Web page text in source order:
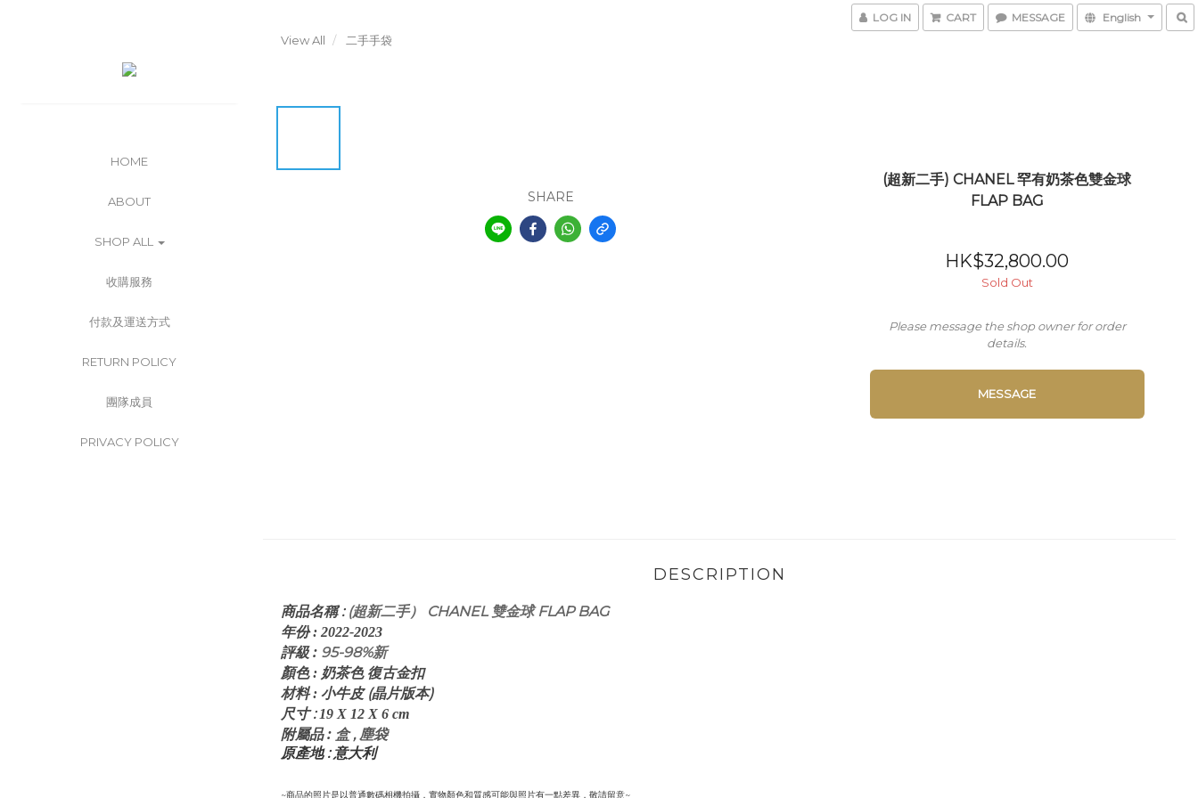
LOG IN CART MESSAGE English
HOME
ABOUT
SHOP ALL
收購服務
付款及運送方式
RETURN POLICY
團隊成員
PRIVACY POLICY
View All 二手手袋
SHARE
(超新二手) CHANEL 罕有奶茶色雙金球
FLAP BAG
HK$32,800.00
Sold Out
Please message the shop owner for order
details.
MESSAGE
DESCRIPTION
商品名稱: (超新二手） CHANEL 雙金球 FLAP BAG
年份: 2022-2023
評級: 95-98%新
顏色: 奶茶色 復古金扣
材料: 小牛皮 (晶片版本)
尺寸: 19 X 12 X 6 cm
附屬品: 盒 ,塵袋
原產地 : 意大利
~商品的照片是以普通數碼相機拍攝，實物顏色和質感可能與照片有一點差異，敬請留意~